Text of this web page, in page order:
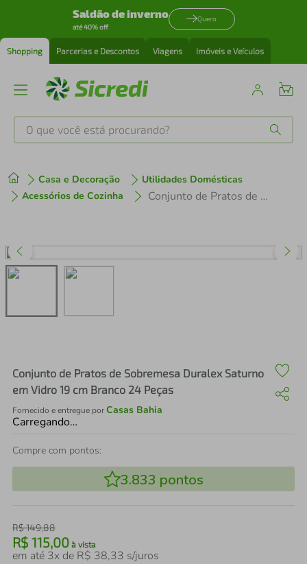
Saldão de inverno
até 40% off
Quero
Shopping Parcerias e Descontos Viagens Imóveis e Veículos
O que você está procurando?
Casa e Decoração
Utilidades Domésticas
Acessórios de Cozinha
Conjunto de Pratos de Sobremesa Duralex Saturno em Vidro 19 cm Branco 24 Peças
Conjunto de Pratos de Sobremesa Duralex Saturno
em Vidro 19 cm Branco 24 Peças
Fornecido e entregue porCasas Bahia
Carregando…
Compre com pontos:
3.833 pontos
R$149,88
R$ 115,00 à vista
em até 3x de R$ 38,33 s/juros
1º tenis
3º perfume